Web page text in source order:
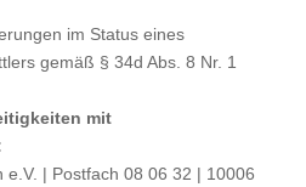
im Status eines
gemäß § 34d Abs. 8 Nr. 1
mit
e.V. | Postfach 08 06 32 | 10006